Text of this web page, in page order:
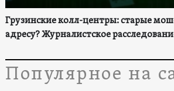
Грузинские колл-центры: старые
адресу? Журналистское
Популярное на